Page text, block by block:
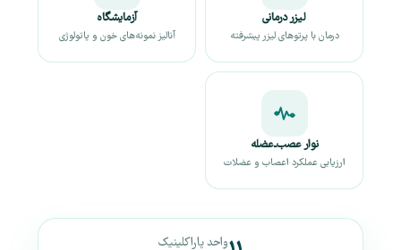
لیزر درمانی
درمان با پرتوهای لیزر پیشرفته
آزمایشگاه
آنالیز نمونه‌های خون و پاتولوژی
نوار عصب‌ـ‌عضله
ارزیابی عملکرد اعصاب و عضلات
واحد پاراکلینیک